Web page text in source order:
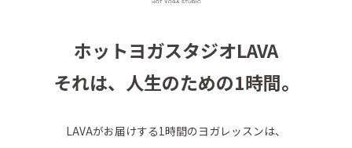
ホットヨガスタジオLAVA
それは、人生のための1時間。
LAVAがお届けする1時間のヨガレッスンは、